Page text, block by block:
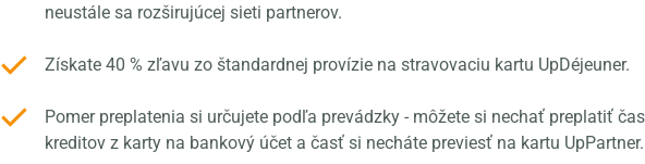
neustále sa rozširujúcej sieti partnerov.
Získate 40 % zľavu zo štandardnej provízie na stravovaciu kartu UpDéjeuner.
Pomer preplatenia si určujete podľa prevádzky - môžete si nechať preplatiť
kreditov z karty na bankový účet a časť si necháte previesť na kartu UpPartner.